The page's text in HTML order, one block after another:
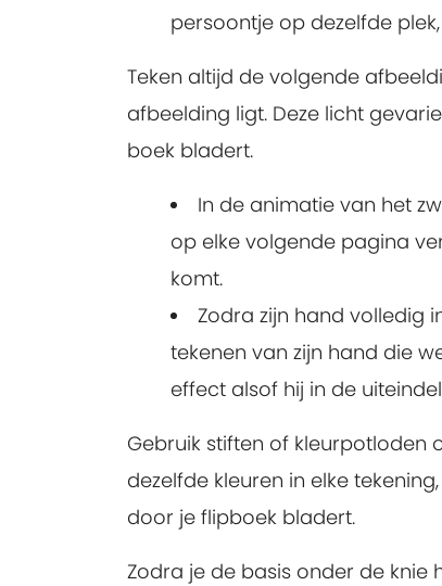
persoontje op dezelfde
Teken altijd de volgende
afbeelding ligt. Deze licht
boek bladert.
In de animatie van het
op elke volgende pagina
komt.
Zodra zijn hand volledig
tekenen van zijn hand die
effect alsof hij in de
Gebruik stiften of kleurpotloden
dezelfde kleuren in elke
door je flipboek bladert.
Zodra je de basis onder de knie